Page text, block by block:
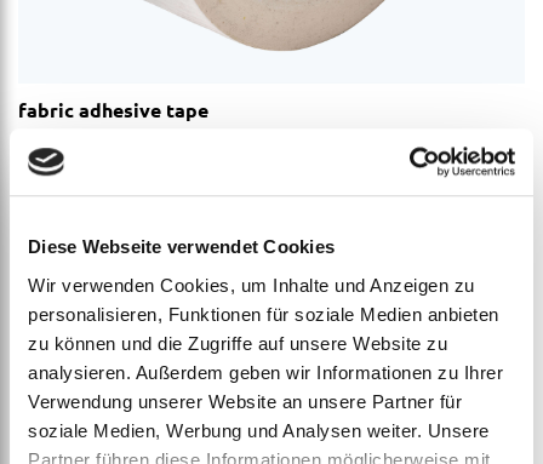
Diese Webseite verwendet Cookies
Wir verwenden Cookies, um Inhalte und Anzeigen zu
personalisieren, Funktionen für soziale Medien anbieten
zu können und die Zugriffe auf unsere Website zu
analysieren. Außerdem geben wir Informationen zu Ihrer
Verwendung unserer Website an unsere Partner für
soziale Medien, Werbung und Analysen weiter. Unsere
Partner führen diese Informationen möglicherweise mit
fabric adhesive tape
ab€8,40